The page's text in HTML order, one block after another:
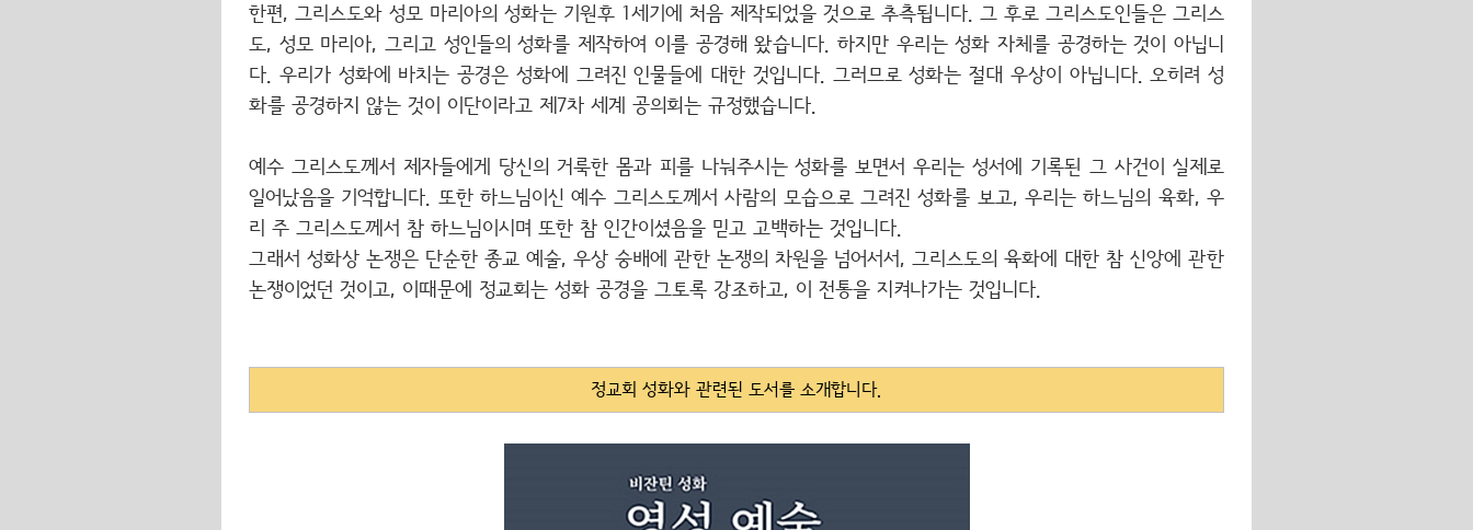
한편, 그리스도와 성모 마리아의 성화는 기원후 1세기에 처음 제작되었을 것으로 추측됩니다. 그 후로 그리스도인들은 그리스
도, 성모 마리아, 그리고 성인들의 성화를 제작하여 이를 공경해 왔습니다. 하지만 우리는 성화 자체를 공경하는 것이 아닙니
다. 우리가 성화에 바치는 공경은 성화에 그려진 인물들에 대한 것입니다. 그러므로 성화는 절대 우상이 아닙니다. 오히려 성
화를 공경하지 않는 것이 이단이라고 제7차 세계 공의회는 규정했습니다.
예수 그리스도께서 제자들에게 당신의 거룩한 몸과 피를 나눠주시는 성화를 보면서 우리는 성서에 기록된 그 사건이 실제로
일어났음을 기억합니다. 또한 하느님이신 예수 그리스도께서 사람의 모습으로 그려진 성화를 보고, 우리는 하느님의 육화, 우
리 주 그리스도께서 참 하느님이시며 또한 참 인간이셨음을 믿고 고백하는 것입니다.
그래서 성화상 논쟁은 단순한 종교 예술, 우상 숭배에 관한 논쟁의 차원을 넘어서서, 그리스도의 육화에 대한 참 신앙에 관한
논쟁이었던 것이고, 이때문에 정교회는 성화 공경을 그토록 강조하고, 이 전통을 지켜나가는 것입니다.
정교회 성화와 관련된 도서를 소개합니다.